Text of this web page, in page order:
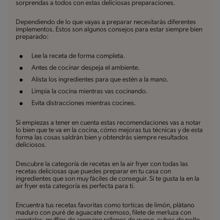
sorprendas a todos con estas deliciosas preparaciones.
Dependiendo de lo que vayas a preparar necesitarás diferentes
implementos. Estos son algunos consejos para estar siempre bien
preparado:
Lee la receta de forma completa.
Antes de cocinar despeja el ambiente.
Alista los ingredientes para que estén a la mano.
Limpia la cocina mientras vas cocinando.
Evita distracciones mientras cocines.
Si empiezas a tener en cuenta estas recomendaciones vas a notar
lo bien que te va en la cocina, cómo mejoras tus técnicas y de esta
forma las cosas saldrán bien y obtendrás siempre resultados
deliciosos.
Descubre la categoría de recetas en la air fryer con todas las
recetas deliciosas que puedes preparar en tu casa con
ingredientes que son muy fáciles de conseguir. Si te gusta la en la
air fryer esta categoría es perfecta para ti.
Encuentra tus recetas favoritas como torticas de limón, plátano
maduro con puré de aguacate cremoso, filete de merluza con